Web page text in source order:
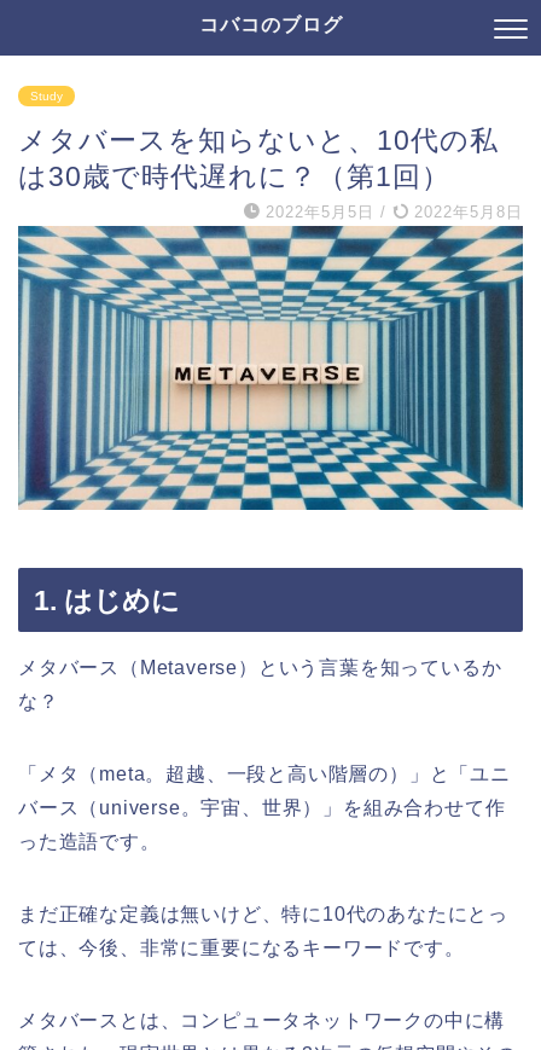
コバコのブログ
Study
メタバースを知らないと、10代の私
は30歳で時代遅れに？（第1回）
2022年5月5日 / 2022年5月8日
1. はじめに
メタバース（Metaverse）という言葉を知っているか
な？
「メタ（meta。超越、一段と高い階層の）」と「ユニ
バース（universe。宇宙、世界）」を組み合わせて作
った造語です。
まだ正確な定義は無いけど、特に10代のあなたにとっ
ては、今後、非常に重要になるキーワードです。
メタバースとは、コンピュータネットワークの中に構